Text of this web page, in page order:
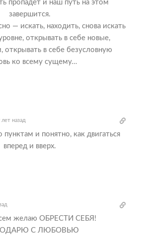
пропадет и наш путь на этом
завершится.
— искать, находить, снова искать
открывать в себе новые,
открывать в себе безусловную
ко всему сущему…
лет назад
пунктам и понятно, как двигаться
вперед и вверх.
желаю ОБРЕСТИ СЕБЯ!
С ЛЮБОВЬЮ